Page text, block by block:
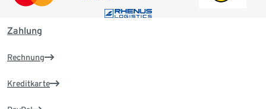
Zahlung
Rechnung
Kreditkarte